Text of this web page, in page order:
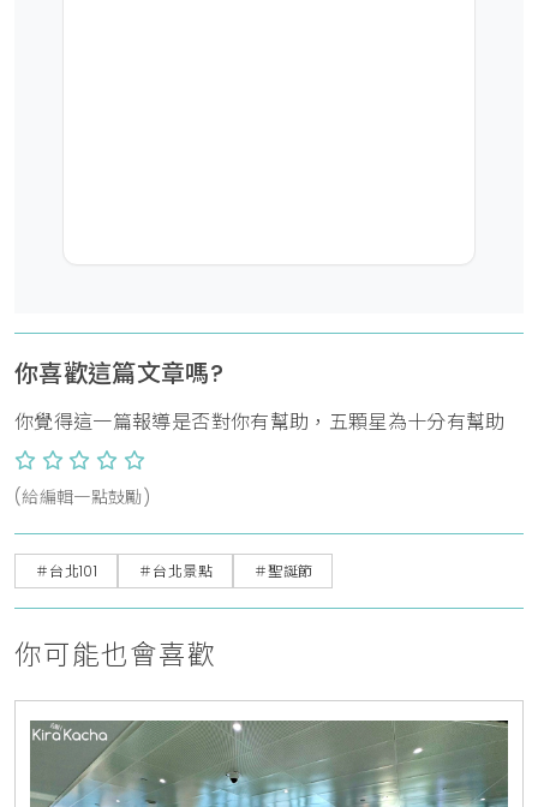
你喜歡這篇文章嗎?
你覺得這一篇報導是否對你有幫助，五顆星為十分有幫助
(給編輯一點鼓勵)
＃台北101 ＃台北景點 ＃聖誕節
你可能也會喜歡